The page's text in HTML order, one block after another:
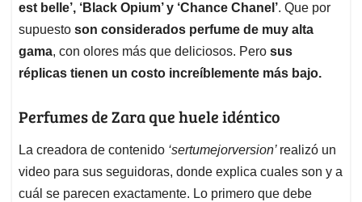
est belle’, ‘Black Opium’ y ‘Chance Chanel’. Que por
supuesto son considerados perfume de muy alta
gama, con olores más que deliciosos. Pero sus
réplicas tienen un costo increíblemente más bajo.
Perfumes de Zara que huele idéntico
La creadora de contenido ‘sertumejorversion’ realizó un
video para sus seguidoras, donde explica cuales son y a
cuál se parecen exactamente. Lo primero que debe